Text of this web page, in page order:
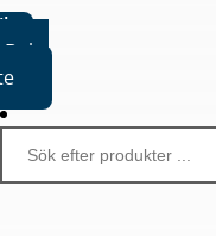
Boka